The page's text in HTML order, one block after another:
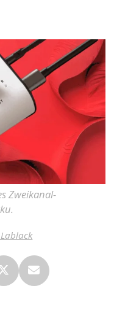
Zweikanal-